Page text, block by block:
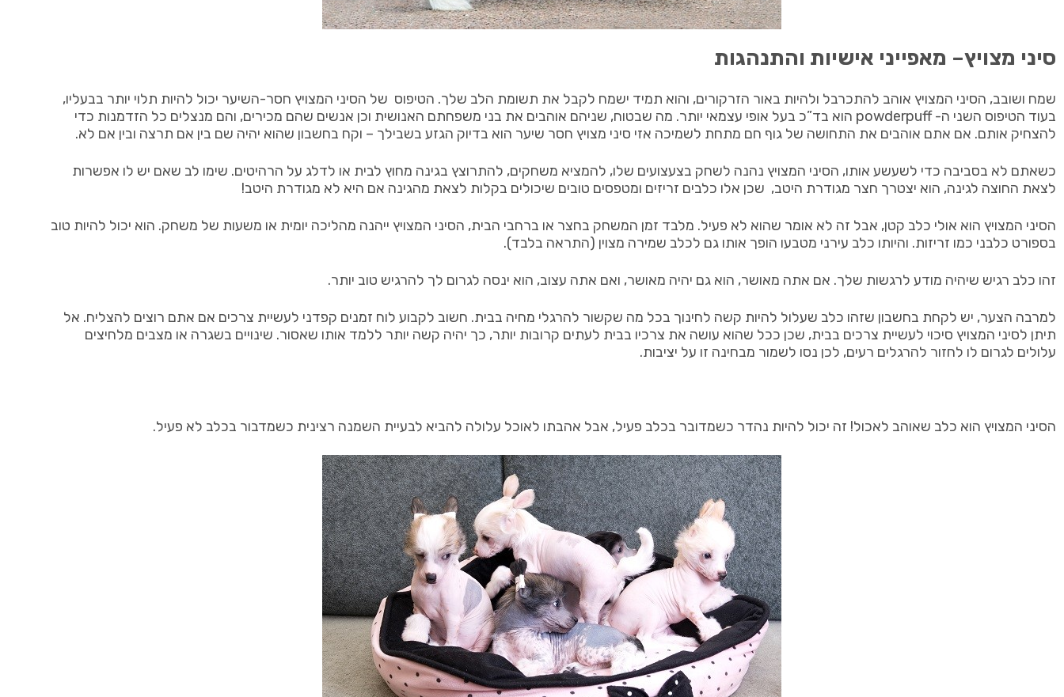
סיני מצויץ– מאפייני אישיות והתנהגות
שמח ושובב, הסיני המצויץ אוהב להתכרבל ולהיות באור הזרקורים, והוא תמיד ישמח לקבל את תשומת הלב שלך. הטיפוס של הסיני המצויץ חסר-השיער יכול להיות תלוי יותר בבעליו,
בעוד הטיפוס השני ה- powderpuff הוא בד”כ בעל אופי עצמאי יותר. מה שבטוח, שניהם אוהבים את בני משפחתם האנושית וכן אנשים שהם מכירים, והם מנצלים כל הזדמנות כדי
להצחיק אותם. אם אתם אוהבים את התחושה של גוף חם מתחת לשמיכה אזי סיני מצויץ חסר שיער הוא בדיוק הגזע בשבילך – וקח בחשבון שהוא יהיה שם בין אם תרצה ובין אם לא.
כשאתם לא בסביבה כדי לשעשע אותו, הסיני המצויץ נהנה לשחק בצעצועים שלו, להמציא משחקים, להתרוצץ בגינה מחוץ לבית או לדלג על הרהיטים. שימו לב שאם יש לו אפשרות
לצאת החוצה לגינה, הוא יצטרך חצר מגודרת היטב, שכן אלו כלבים זריזים ומטפסים טובים שיכולים בקלות לצאת מהגינה אם היא לא מגודרת היטב!
הסיני המצויץ הוא אולי כלב קטן, אבל זה לא אומר שהוא לא פעיל. מלבד זמן המשחק בחצר או ברחבי הבית, הסיני המצויץ ייהנה מהליכה יומית או משעות של משחק. הוא יכול להיות טוב
בספורט כלבני כמו זריזות. והיותו כלב עירני מטבעו הופך אותו גם לכלב שמירה מצוין (התראה בלבד).
זהו כלב רגיש שיהיה מודע לרגשות שלך. אם אתה מאושר, הוא גם יהיה מאושר, ואם אתה עצוב, הוא ינסה לגרום לך להרגיש טוב יותר.
למרבה הצער, יש לקחת בחשבון שזהו כלב שעלול להיות קשה לחינוך בכל מה שקשור להרגלי מחיה בבית. חשוב לקבוע לוח זמנים קפדני לעשיית צרכים אם אתם רוצים להצליח. אל
תיתן לסיני המצויץ סיכוי לעשיית צרכים בבית, שכן ככל שהוא עושה את צרכיו בבית לעתים קרובות יותר, כך יהיה קשה יותר ללמד אותו שאסור. שינויים בשגרה או מצבים מלחיצים
עלולים לגרום לו לחזור להרגלים רעים, לכן נסו לשמור מבחינה זו על יציבות.
הסיני המצויץ הוא כלב שאוהב לאכול! זה יכול להיות נהדר כשמדובר בכלב פעיל, אבל אהבתו לאוכל עלולה להביא לבעיית השמנה רצינית כשמדבור בכלב לא פעיל.